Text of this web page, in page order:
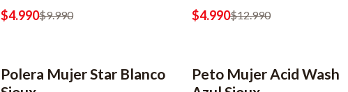
$4.990$9.990 $4.990$12.990
-50% OFF
2x6990
Polera Mujer Star Blanco
-50% OFF
2x6990
Peto Mujer Acid Wash